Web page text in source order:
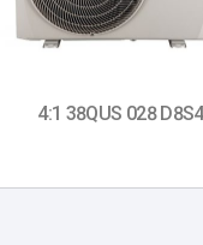
4:1 38QUS 028 D8S4